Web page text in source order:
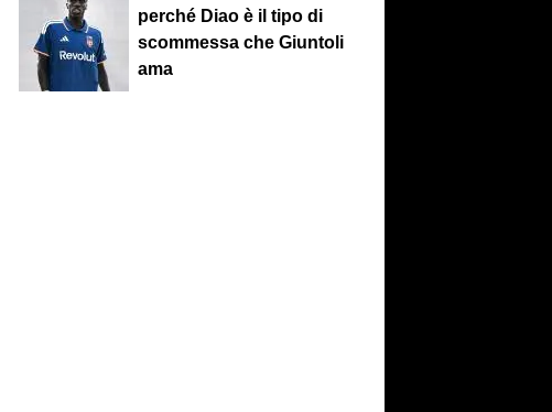
perché Diao è il tipo di
scommessa che Giuntoli
ama